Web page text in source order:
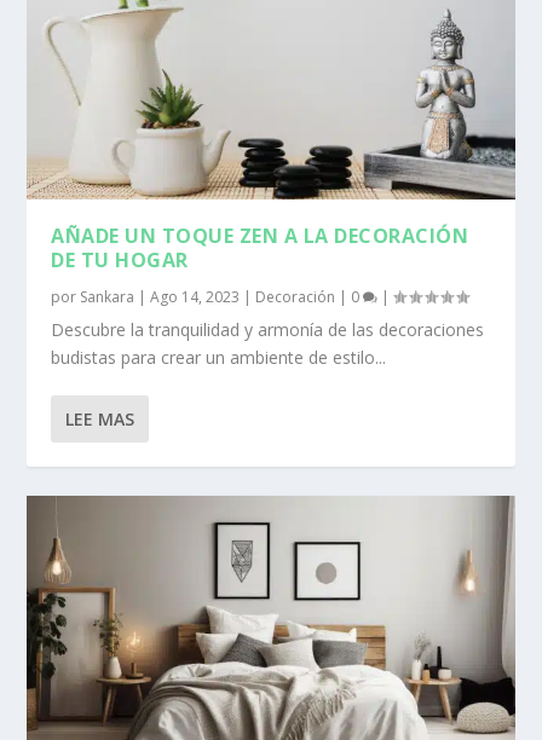
AÑADE UN TOQUE ZEN A LA DECORACIÓN
DE TU HOGAR
por Sankara |Ago 14, 2023 Decoración 0 |
Descubre la tranquilidad y armonía de las decoraciones
budistas para crear un ambiente de estilo...
LEE MAS